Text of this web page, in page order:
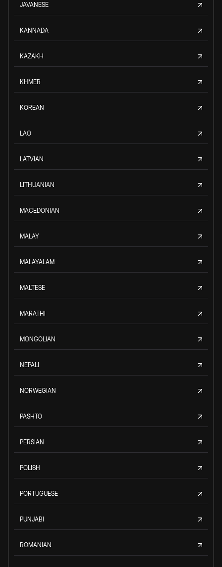
JAVANESE
KANNADA
KAZAKH
KHMER
KOREAN
LAO
LATVIAN
LITHUANIAN
MACEDONIAN
MALAY
MALAYALAM
MALTESE
MARATHI
MONGOLIAN
NEPALI
NORWEGIAN
PASHTO
PERSIAN
POLISH
PORTUGUESE
PUNJABI
ROMANIAN